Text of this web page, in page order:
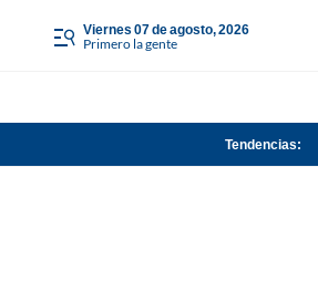
viernes 07 de agosto, 2026
Primero la gente
Tendencias: